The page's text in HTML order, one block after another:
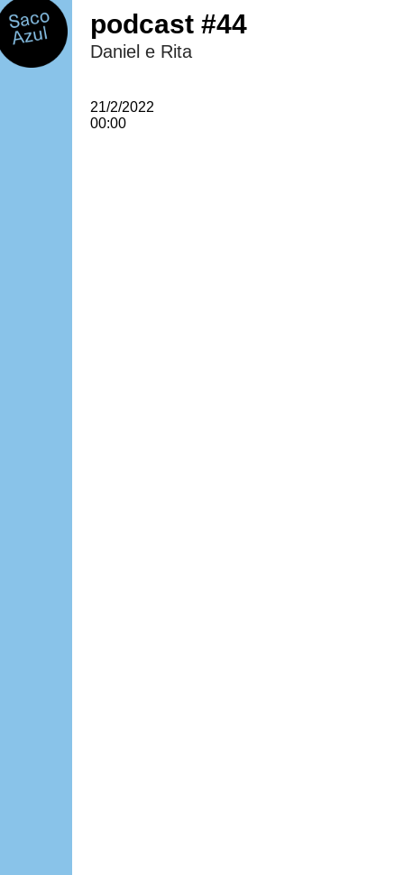
podcast #44
Daniel e Rita
21/2/2022
00:00